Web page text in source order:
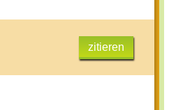
zitieren